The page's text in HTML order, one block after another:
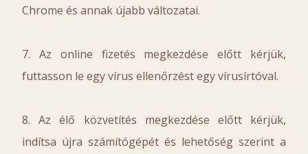
Chrome és annak újabb változatai.
7. Az online fizetés megkezdése előtt kérjük,
futtasson le egy vírus ellenőrzést egy vírusírtóval.
8. Az élő közvetítés megkezdése előtt kérjük,
indítsa újra számítógépét és lehetőség szerint a